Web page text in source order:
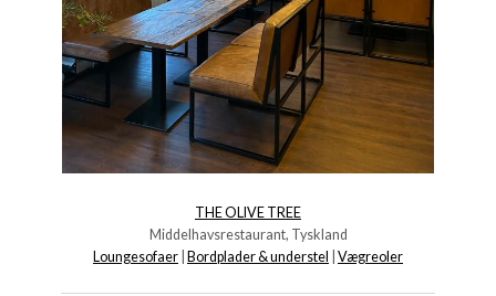
THE OLIVE TREE
Middelhavsrestaurant, Tyskland
Loungesofaer Bordplader & understel Vægreoler